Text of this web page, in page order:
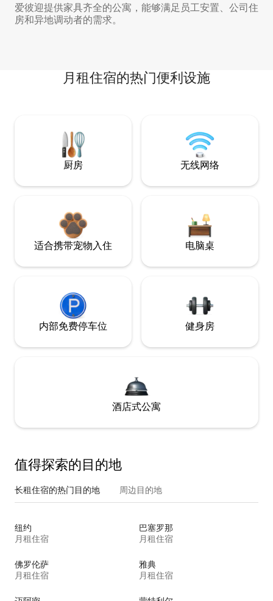
爱彼迎提供家具齐全的公寓，能够满足员工安置、公司住
房和异地调动者的需求。
月租住宿的热门便利设施
厨房 无线网络
适合携带宠物入住 电脑桌
内部免费停车位 健身房
酒店式公寓
值得探索的目的地
长租住宿的热门目的地 周边目的地
纽约
月租住宿
巴塞罗那
月租住宿
佛罗伦萨
月租住宿
雅典
月租住宿